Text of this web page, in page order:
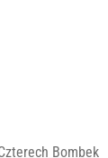
Bombek